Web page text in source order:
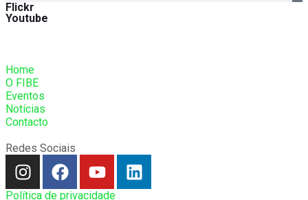
Flickr
Youtube
Home
O FIBE
Eventos
Notícias
Contacto
Redes Sociais
Política de privacidade